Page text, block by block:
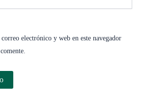
electrónico y web en este navegador